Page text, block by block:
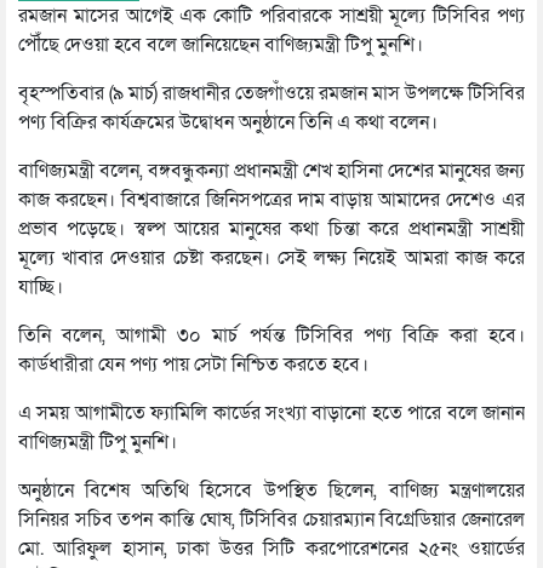
রমজান মাসের আগেই এক কোটি পরিবারকে সাশ্রয়ী মূল্যে টিসিবির পণ্য
পৌঁছে দেওয়া হবে বলে জানিয়েছেন বাণিজ্যমন্ত্রী টিপু মুনশি।
বৃহস্পতিবার (৯ মার্চ) রাজধানীর তেজগাঁওয়ে রমজান মাস উপলক্ষে টিসিবির
পণ্য বিক্রির কার্যক্রমের উদ্বোধন অনুষ্ঠানে তিনি এ কথা বলেন।
বাণিজ্যমন্ত্রী বলেন, বঙ্গবন্ধুকন্যা প্রধানমন্ত্রী শেখ হাসিনা দেশের মানুষের জন্য
কাজ করছেন। বিশ্ববাজারে জিনিসপত্রের দাম বাড়ায় আমাদের দেশেও এর
প্রভাব পড়েছে। স্বল্প আয়ের মানুষের কথা চিন্তা করে প্রধানমন্ত্রী সাশ্রয়ী
মূল্যে খাবার দেওয়ার চেষ্টা করছেন। সেই লক্ষ্য নিয়েই আমরা কাজ করে
যাচ্ছি।
তিনি বলেন, আগামী ৩০ মার্চ পর্যন্ত টিসিবির পণ্য বিক্রি করা হবে।
কার্ডধারীরা যেন পণ্য পায় সেটা নিশ্চিত করতে হবে।
এ সময় আগামীতে ফ্যামিলি কার্ডের সংখ্যা বাড়ানো হতে পারে বলে জানান
বাণিজ্যমন্ত্রী টিপু মুনশি।
অনুষ্ঠানে বিশেষ অতিথি হিসেবে উপস্থিত ছিলেন, বাণিজ্য মন্ত্রণালয়ের
সিনিয়র সচিব তপন কান্তি ঘোষ, টিসিবির চেয়ারম্যান বিগ্রেডিয়ার জেনারেল
মো. আরিফুল হাসান, ঢাকা উত্তর সিটি করপোরেশনের ২৫নং ওয়ার্ডের